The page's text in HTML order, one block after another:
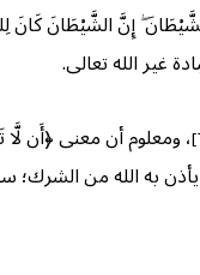
إِنَّ الشَّيْطَانَ
غير الله تعالى.
، ومعلوم أن معنى ﴿أَن لَّا
به الله من